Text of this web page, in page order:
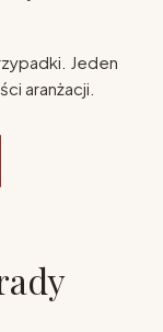
Jeden
aranżacji.